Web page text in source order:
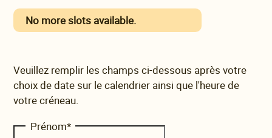
No more slots available.
Veuillez remplir les champs ci-dessous après votre
choix de date sur le calendrier ainsi que l'heure de
votre créneau.
Prénom*